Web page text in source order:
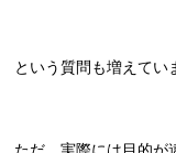
という質問も増えてい
ただ、実際には目的が